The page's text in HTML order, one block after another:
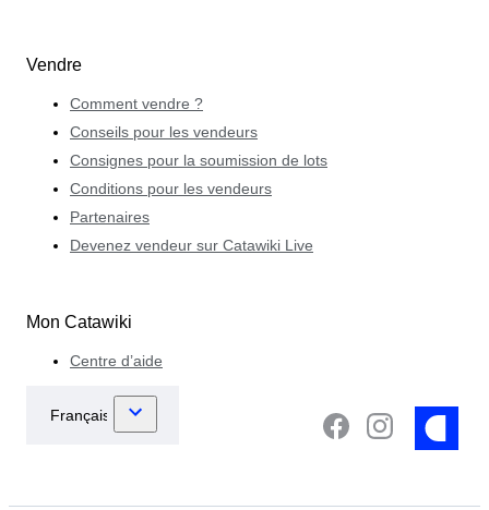
Vendre
Comment vendre ?
Conseils pour les vendeurs
Consignes pour la soumission de lots
Conditions pour les vendeurs
Partenaires
Devenez vendeur sur Catawiki Live
Mon Catawiki
Centre d’aide